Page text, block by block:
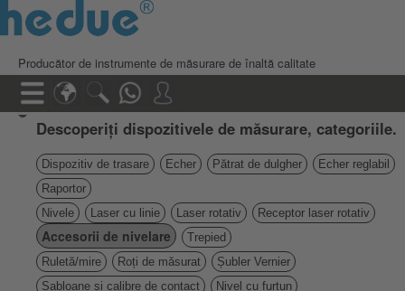
Producător de instrumente de măsurare de înaltă calitate
Descoperiți dispozitivele de măsurare, categoriile.
Dispozitiv de trasare Echer Pătrat de dulgher
Echer reglabil
Raportor
Nivele
Laser cu linie Laser rotativ Receptor laser rotativ
Accesorii de nivelare
Trepied
Ruletă/mire
Roți de măsurat
Șubler Vernier
Șabloane și calibre de contact
Nivel cu furtun